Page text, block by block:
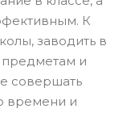
К
заводить в
предметам и
совершать
времени и